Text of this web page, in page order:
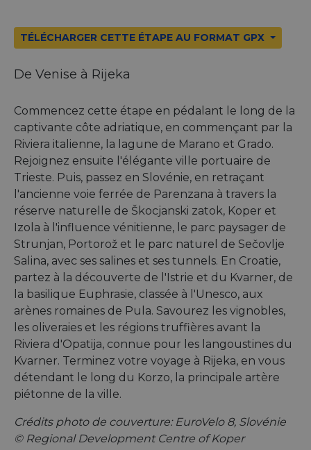
TÉLÉCHARGER CETTE ÉTAPE AU FORMAT GPX
De Venise à Rijeka
Commencez cette étape en pédalant le long de la
captivante côte adriatique, en commençant par la
Riviera italienne, la lagune de Marano et Grado.
Rejoignez ensuite l'élégante ville portuaire de
Trieste. Puis, passez en Slovénie, en retraçant
l'ancienne voie ferrée de Parenzana à travers la
réserve naturelle de Škocjanski zatok, Koper et
Izola à l'influence vénitienne, le parc paysager de
Strunjan, Portorož et le parc naturel de Sečovlje
Salina, avec ses salines et ses tunnels. En Croatie,
partez à la découverte de l'Istrie et du Kvarner, de
la basilique Euphrasie, classée à l'Unesco, aux
arènes romaines de Pula. Savourez les vignobles,
les oliveraies et les régions truffières avant la
Riviera d'Opatija, connue pour les langoustines du
Kvarner. Terminez votre voyage à Rijeka, en vous
détendant le long du Korzo, la principale artère
piétonne de la ville.
Crédits photo de couverture: EuroVelo 8, Slovénie
© Regional Development Centre of Koper